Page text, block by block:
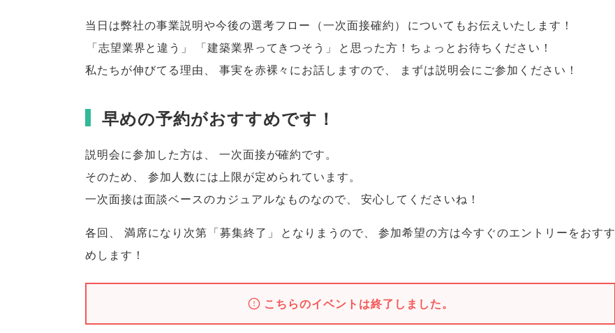
当日は弊社の事業説明や今後の選考フロー （一次面接確約）
についてもお伝えいたします！
「志望業界と違う 」 「建築業界ってきつそう 」
と思った方！ちょっとお待ちください！
私たちが伸びてる理由、 事実を赤裸々にお話しますので、 まずは説明会にご参加ください！
早めの予約がおすすめです！
説明会に参加した方は、 一次面接が確約です。
そのため、 参加人数には上限が定められています。
一次面接は面談ベースのカジュアルなものなので、 安心してくださいね！
各回、 満席になり次第 「募集終了 」 となりまうので、
参加希望の方は今すぐのエントリーをおすす
めします！
こちらのイベントは終了しました。